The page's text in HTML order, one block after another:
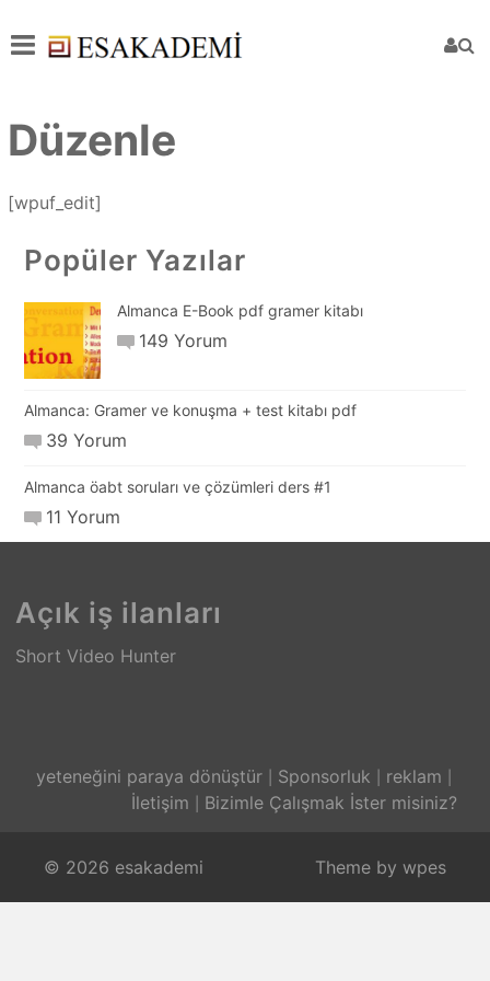
Düzenle
[wpuf_edit]
Popüler Yazılar
Almanca E-Book pdf gramer kitabı
149 Yorum
Almanca: Gramer ve konuşma + test kitabı pdf
39 Yorum
Almanca öabt soruları ve çözümleri ders #1
11 Yorum
Açık iş ilanları
Short Video Hunter
yeteneğini paraya dönüştür Sponsorluk
reklam
İletişim
Bizimle Çalışmak İster misiniz?
© 2026 esakademi Theme by wpes